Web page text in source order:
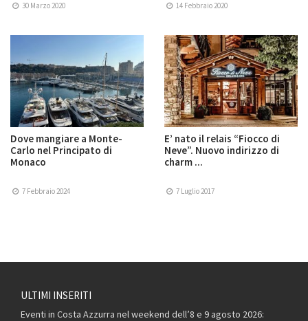
30 Marzo 2020 14 Febbraio 2020
Dove mangiare a Monte-
Carlo nel Principato di
Monaco
7 Febbraio 2024
E’ nato il relais “Fiocco di
Neve”. Nuovo indirizzo di
charm ...
7 Luglio 2017
ULTIMI INSERITI
Eventi in Costa Azzurra nel weekend dell’8 e 9 agosto 2026: